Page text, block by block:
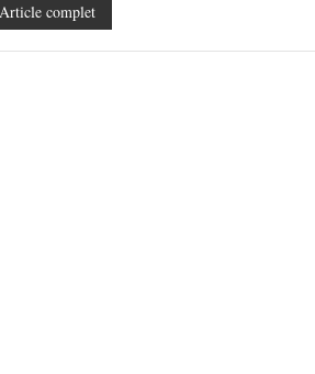
Article complet